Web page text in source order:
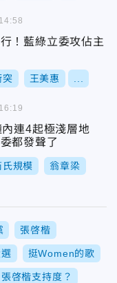
！藍綠立委攻佔主
突 王美惠
連4起極淺層地
都發聲了
氏規模 翁章梁
張啓楷
挺Women的歌
張啓楷支持度？